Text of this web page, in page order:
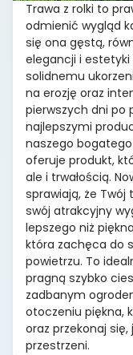
Trawa z rolki to
odmienić wygląd
się ona gęstą,
elegancji i estetyki
solidnemu
na erozję oraz
pierwszych dni po
najlepszymi
naszego bogatego
oferuje produkt,
ale i trwałością.
sprawiają, że Twój
swój atrakcyjny
lepszego niż
która zachęca do
powietrzu. To
pragną szybko
zadbanym
otoczeniu piękna,
oraz przekonaj
przestrzeni.